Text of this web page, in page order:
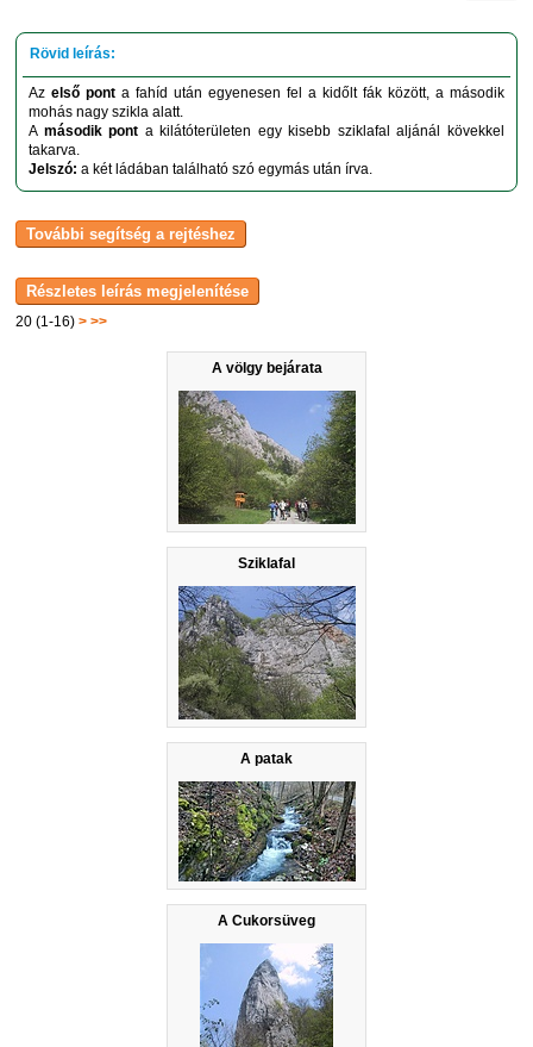
20 (1-16)> >>
A völgy bejárata
Sziklafal
A patak
A Cukorsüveg
Azelső pont a fahíd után egyenesen fel a kidőlt fák között, a második
mohás nagy szikla alatt.
A második pont a kilátóterületen egy kisebb sziklafal aljánál kövekkel
takarva.
Jelszó: a két ládában található szó egymás után írva.